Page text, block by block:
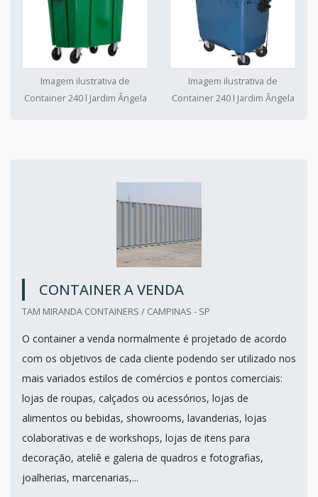
Imagem ilustrativa de
Container 240 l Jardim Ângela
Imagem ilustrativa de
Container 240 l Jardim Ângela
CONTAINER A VENDA
TAM MIRANDA CONTAINERS / CAMPINAS - SP
O container a venda normalmente é projetado de acordo
com os objetivos de cada cliente podendo ser utilizado nos
mais variados estilos de comércios e pontos comerciais:
lojas de roupas, calçados ou acessórios, lojas de
alimentos ou bebidas, showrooms, lavanderias, lojas
colaborativas e de workshops, lojas de itens para
decoração, ateliê e galeria de quadros e fotografias,
joalherias, marcenarias,...